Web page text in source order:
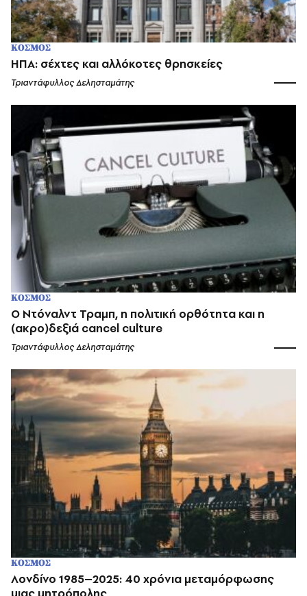
ΚΟΣΜΟΣ
ΗΠΑ: σέχτες και αλλόκοτες θρησκείες
Τριαντάφυλλος Δελησταμάτης
ΚΟΣΜΟΣ
Ο Ντόναλντ Τραμπ, η πολιτική ορθότητα και η
(ακρο)δεξιά cancel culture
Τριαντάφυλλος Δελησταμάτης
ΚΟΣΜΟΣ
Λονδίνο 1985–2025: 40 χρόνια μεταμόρφωσης
μιας μητρόπολης